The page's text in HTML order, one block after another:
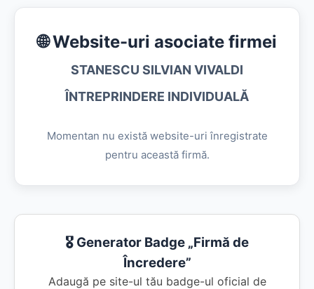
🌐 Website-uri asociate firmei
STANESCU SILVIAN VIVALDI
ÎNTREPRINDERE INDIVIDUALĂ
Momentan nu există website-uri înregistrate
pentru această firmă.
🎖️ Generator Badge „Firmă de
Încredere”
Adaugă pe site-ul tău badge-ul oficial de